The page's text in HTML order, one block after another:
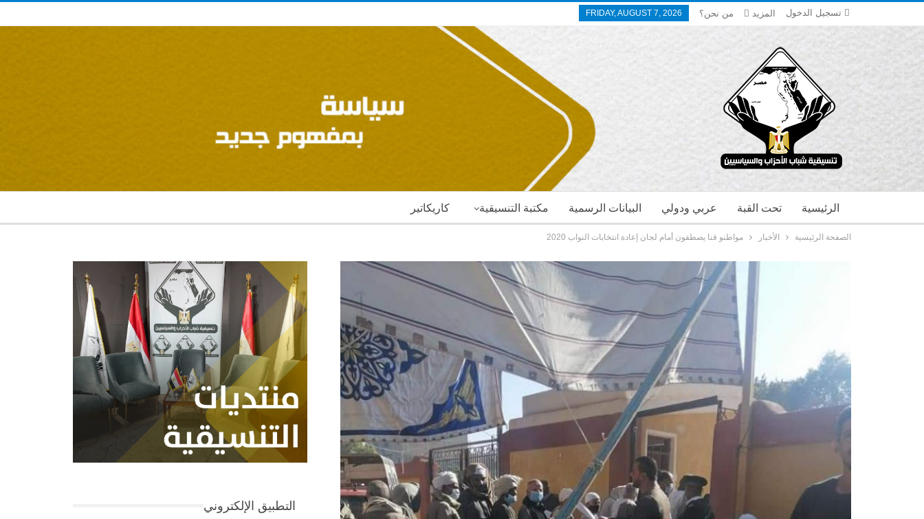
تسجيل الدخول FRIDAY, AUGUST 7, 2026 من نحن؟ المزيد
كاريكاتير مكتبة التنسيقية البيانات الرسمية عربي ودولي تحت القبة الرئيسية
الصفحة الرئيسية الأخبار مواطنو قنا يصطفون أمام لجان إعادة انتخابات النواب 2020
التطبيق الإلكتروني